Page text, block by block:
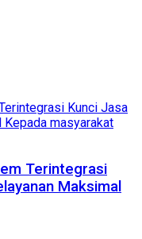
Terintegrasi
Maksimal